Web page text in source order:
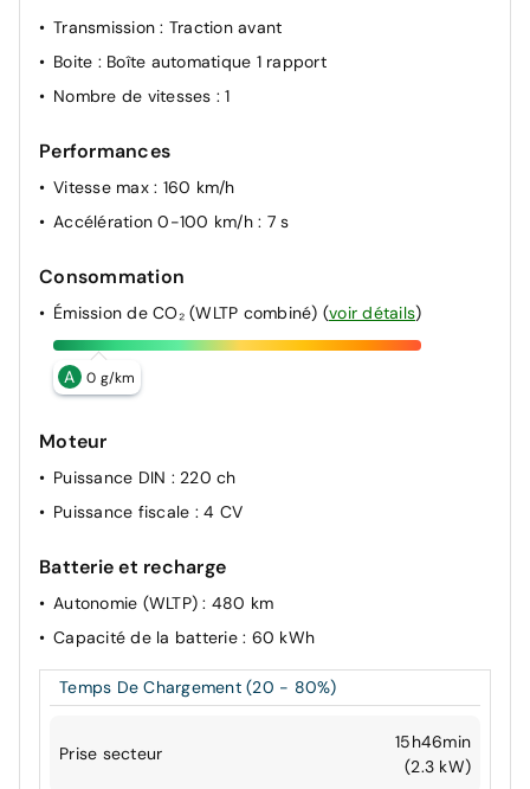
Transmission: Traction avant
Boite : Boîte automatique 1 rapport
Nombre de vitesses : 1
Performances
Vitesse max : 160 km/h
Accélération 0-100 km/h : 7 s
Consommation
Émission de CO₂ (WLTP combiné) (voir détails)
A 0 g/km
Moteur
Puissance DIN : 220 ch
Puissance fiscale : 4 CV
Batterie et recharge
Autonomie (WLTP): 480 km
Capacité de la batterie : 60 kWh
Temps De Chargement (20 - 80%)
Prise secteur
15h46min
(2.3 kW)